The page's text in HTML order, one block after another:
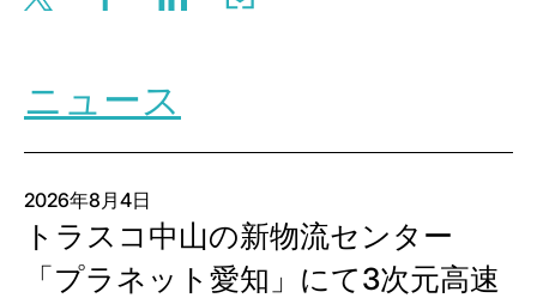
Share this page via twitter
Share this page via facebook
Share this page via linkedin
Share this page via email
ニュース
2026年8月4日
トラスコ中山の新物流センター
「プラネット愛知」にて3次元高速